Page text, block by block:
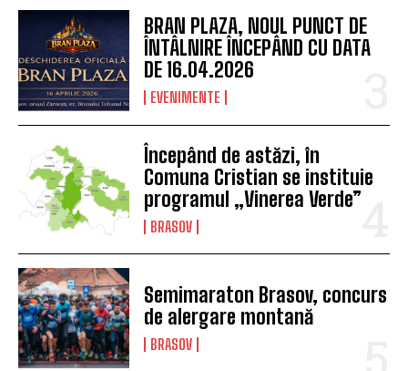
BRAN PLAZA, NOUL PUNCT DE
ÎNTÂLNIRE ÎNCEPÂND CU DATA
DE 16.04.2026
EVENIMENTE
Începând de astăzi, în
Comuna Cristian se instituie
programul „Vinerea Verde”
BRASOV
Semimaraton Brasov, concurs
de alergare montană
BRASOV